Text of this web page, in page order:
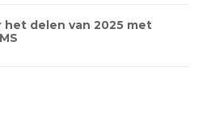
het delen van 2025 met